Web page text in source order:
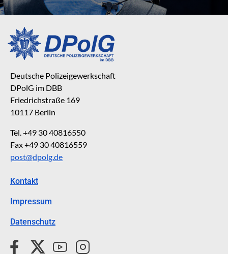
Deutsche Polizeigewerkschaft
DPolG im DBB
Friedrichstraße 169
10117 Berlin
Tel. +49 30 40816550
Fax +49 30 40816559
post@dpolg.de
Kontakt
Impressum
Datenschutz